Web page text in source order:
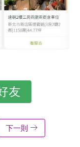
友
下一則